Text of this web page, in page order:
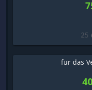
25
für das